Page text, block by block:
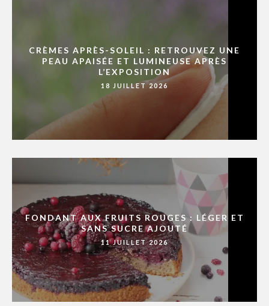
CRÈMES APRÈS-SOLEIL : RETROUVEZ UNE
PEAU APAISÉE ET LUMINEUSE APRÈS
L’EXPOSITION
18 JUILLET 2026
FONDANT AUX FRUITS ROUGES : LÉGER ET
SANS SUCRE AJOUTÉ
11 JUILLET 2026